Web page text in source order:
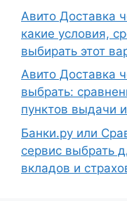
Авито Доставка
какие условия,
выбирать этот
Авито Доставка
выбрать:
пунктов выдачи
Банки.ру или
сервис выбрать
вкладов и